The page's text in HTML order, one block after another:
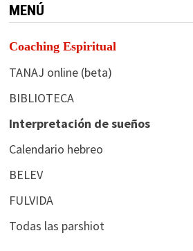
MENÚ
Coaching Espiritual
TANAJ online (beta)
BIBLIOTECA
Interpretación de sueños
Calendario hebreo
BELEV
FULVIDA
Todas las parshiot